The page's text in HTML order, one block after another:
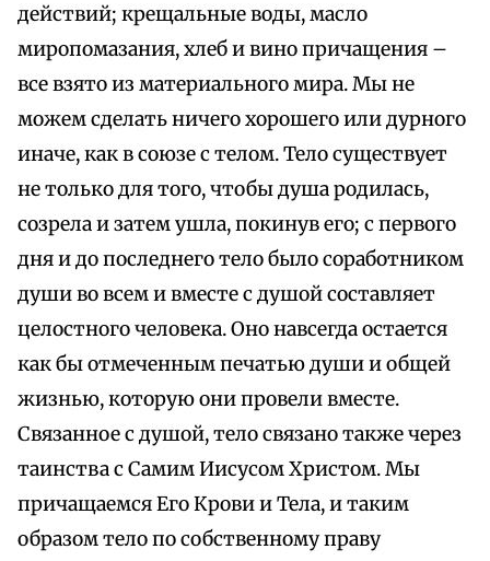
действий; крещальные воды, масло
миропомазания, хлеб и вино причащения –
все взято из материального мира. Мы не
можем сделать ничего хорошего или дурного
иначе, как в союзе с телом. Тело существует
не только для того, чтобы душа родилась,
созрела и затем ушла, покинув его; с первого
дня и до последнего тело было соработником
души во всем и вместе с душой составляет
целостного человека. Оно навсегда остается
как бы отмеченным печатью души и общей
жизнью, которую они провели вместе.
Связанное с душой, тело связано также через
таинства с Самим Иисусом Христом. Мы
причащаемся Его Крови и Тела, и таким
образом тело по собственному праву